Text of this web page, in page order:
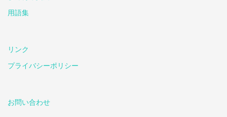
用語集
リンク
プライバシーポリシー
お問い合わせ